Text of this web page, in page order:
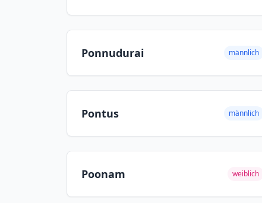
Ponnudurai männlich
Pontus männlich
Poonam weiblich